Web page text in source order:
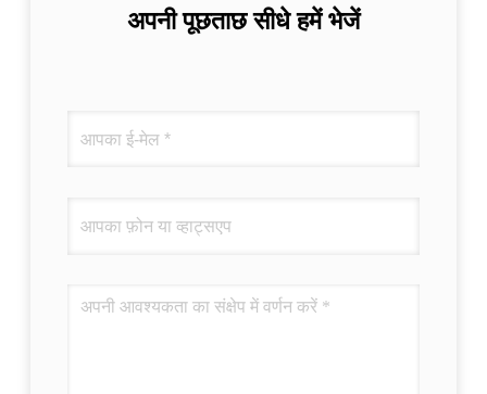
अपनी पूछताछ सीधे हमें भेजें